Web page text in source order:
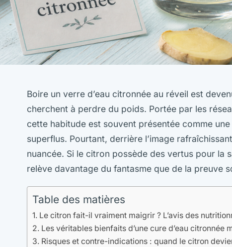
Boire un verre d’eau citronnée au réveil est
cherchent à perdre du poids. Portée par les
cette habitude est souvent présentée comme
superflus. Pourtant, derrière l’image
nuancée. Si le citron possède des vertus pour la
relève davantage du fantasme que de la preuve
Table des matières
Le citron fait-il vraiment maigrir ? L’avis des
Les véritables bienfaits d’une cure d’eau citronnée
Risques et contre-indications : quand le citron